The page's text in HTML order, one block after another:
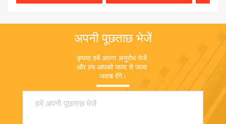
अपनी पूछताछ भेजें
कृपया हमें अपना अनुरोध भेजें
और हम आपको जल्द से जल्द
जवाब देंगे।